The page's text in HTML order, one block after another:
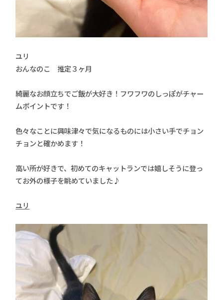
ユリ
おんなのこ 推定３ヶ月
綺麗なお顔立ちでご飯が大好き！フワフワのしっぽがチャー
ムポイントです！
色々なことに興味津々で気になるものには小さい手でチョン
チョンと確かめます！
高い所が好きで、初めてのキャットランでは嬉しそうに登っ
てお外の様子を眺めていました♪
ユリ